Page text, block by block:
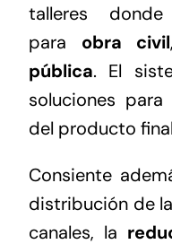
talleres
para obra civil
pública. El
soluciones
del producto
Consiente
distribución de
canales, la